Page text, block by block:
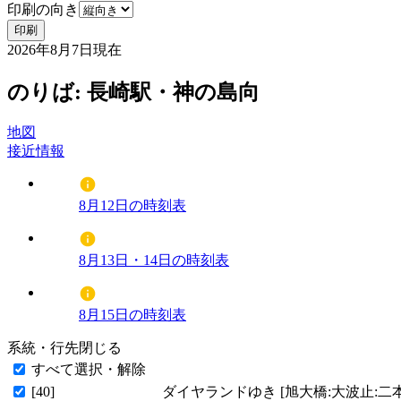
印刷の向き
印刷
2026年8月7日 現在
のりば: 長崎駅・神の島向
地図
接近情報
8月12日の時刻表
8月13日・14日の時刻表
8月15日の時刻表
系統・行先閉じる
すべて選択・解除
[40]
ダイヤランドゆき [旭大橋:大波止:二